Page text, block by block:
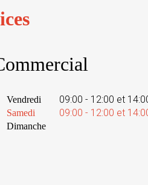
Vendredi 09:00 - 12:00 et
Samedi 09:00 - 12:00 et
Dimanche